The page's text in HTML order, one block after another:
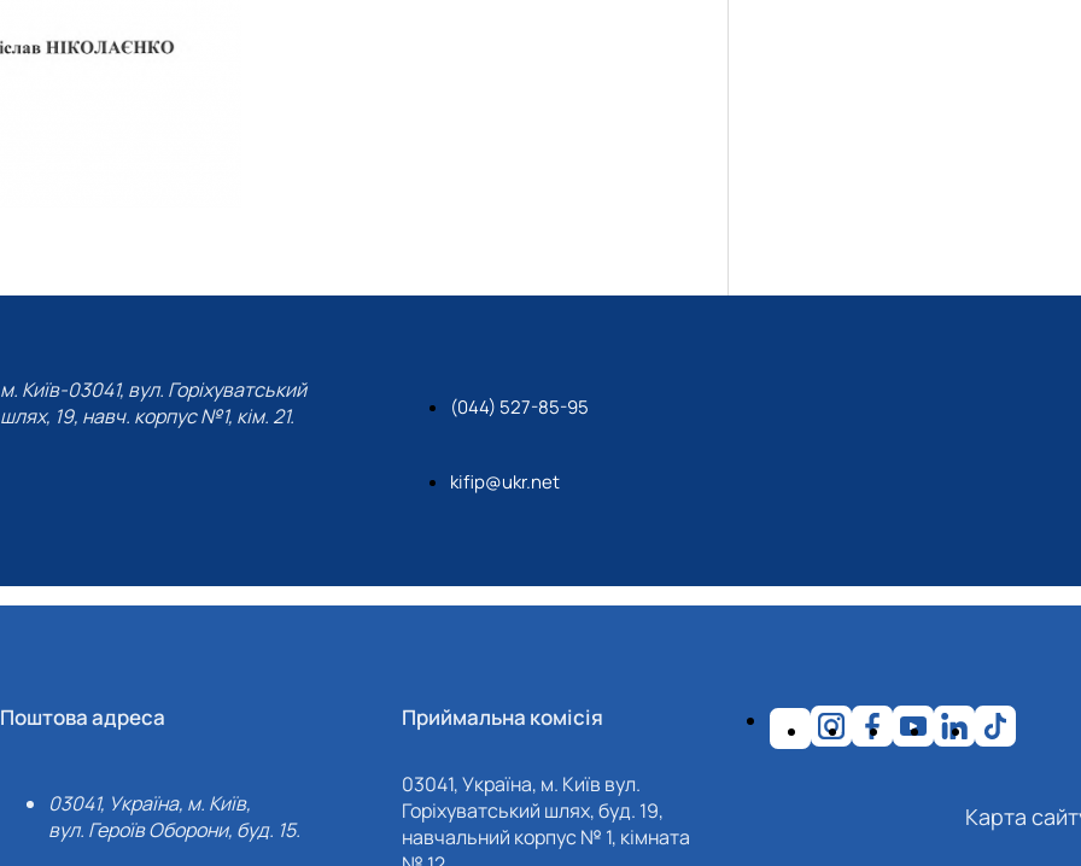
м. Київ-03041, вул. Горіхуватський
шлях, 19, навч. корпус №1, кім. 21.
(044) 527-85-95
kifip@ukr.net
Поштова адреса
03041, Україна, м. Київ,
вул. Героїв Оборони, буд. 15.
Приймальна комісія
03041, Україна, м. Київ вул.
Горіхуватський шлях, буд. 19,
навчальний корпус № 1, кімната
Карта